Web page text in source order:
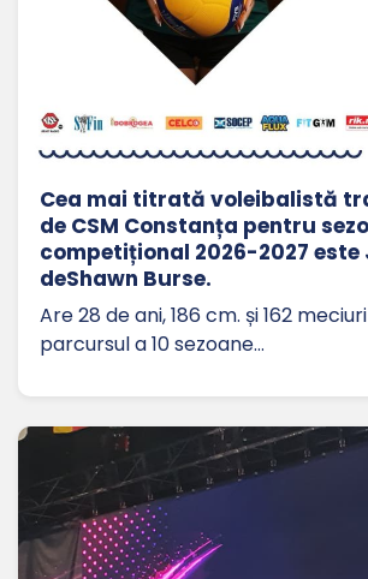
Cea mai titrată voleibalistă
de CSM Constanța pentru
competițional 2026-2027 este
deShawn Burse.
Are 28 de ani, 186 cm. și 162
parcursul a 10 sezoane…